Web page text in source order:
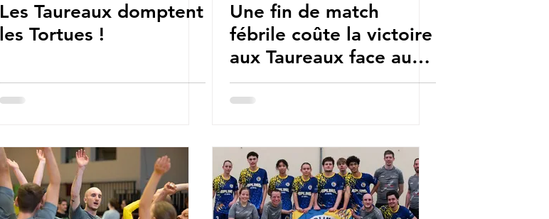
Les Taureaux domptent
les Tortues !
Une fin de match
fébrile coûte la victoire
aux Taureaux face aux
Red Lions